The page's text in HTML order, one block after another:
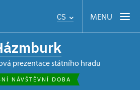
CS MENU
prezentace státního hradu
NÁVŠTĚVNÍ DOBA